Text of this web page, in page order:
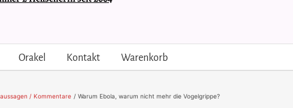
Orakel Kontakt Warenkorb
/ Kommentare Warum Ebola, warum nicht mehr die Vogelgrippe?